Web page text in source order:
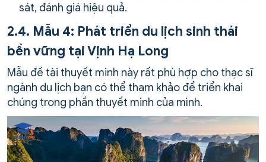
sát, đánh giá hiệu quả.
2.4. Mẫu 4: Phát triển du lịch sinh thái
bền vững tại Vịnh Hạ Long
Mẫu đề tài thuyết minh này rất phù hợp cho thạc sĩ
ngành du lịch bạn có thể tham khảo để triển khai
chúng trong phần thuyết minh của mình.